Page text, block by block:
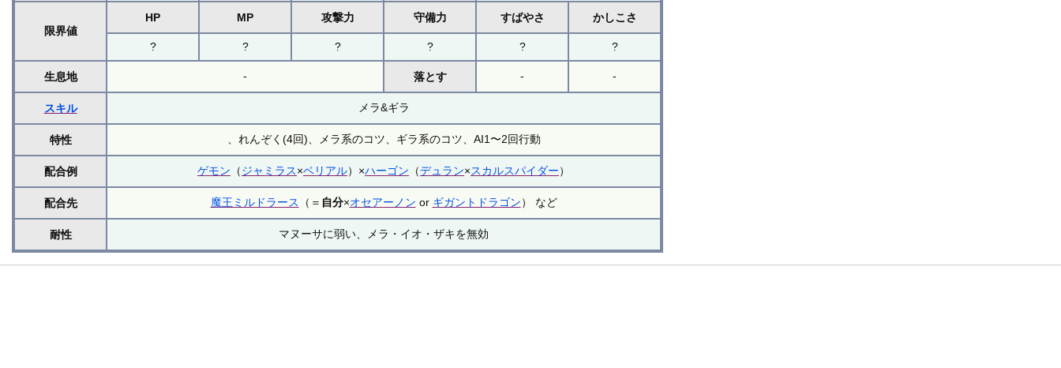
限界値
HP MP 攻撃力 守備力 すばやさ かしこさ
? ? ? ? ? ?
生息地 - 落とす - -
スキル メラ&ギラ
特性 、れんぞく(4回)、メラ系のコツ、ギラ系のコツ、AI1〜2回行動
配合例 ゲモン （ジャミラス×ベリアル）×ハーゴン （デュラン×スカルスパイダー）
配合先 魔王ミルドラース （＝ 自分×オセアーノン or ギガントドラゴン） など
耐性 マヌーサに弱い、メラ・イオ・ザキを無効